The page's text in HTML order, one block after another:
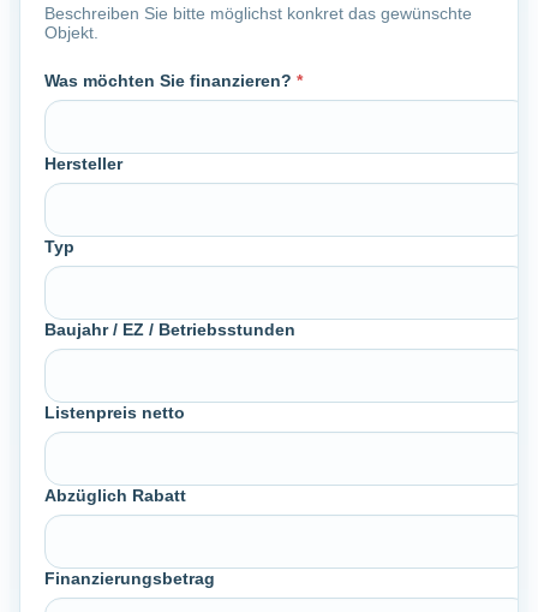
Beschreiben Sie bitte möglichst konkret das gewünschte
Objekt.
Was möchten Sie finanzieren? *
Hersteller
Typ
Baujahr / EZ / Betriebsstunden
Listenpreis netto
Abzüglich Rabatt
Finanzierungsbetrag